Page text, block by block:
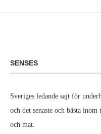
SENSES
Sveriges ledande sajt för
och det senaste och bästa
och mat.